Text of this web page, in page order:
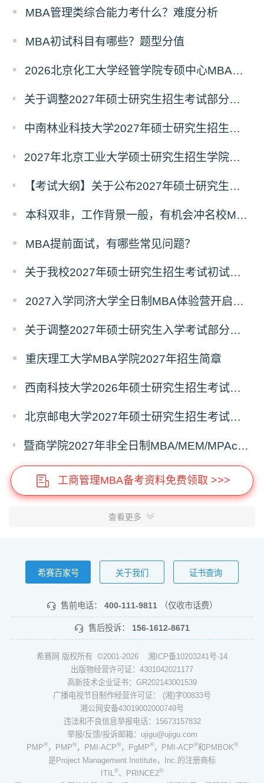
MBA管理类综合能力考什么？难度分析
MBA初试科目有哪些？题型分值
2026北京化工大学经管学院专硕中心MBA拟录取分析解读
关于调整2027年硕士研究生招生考试部分专业初试考试科目及参考书目的公告（二）
中南林业科技大学2027年硕士研究生招生考试初试科目调整情况公告
2027年北京工业大学硕士研究生招生学院、考试科目、考试大纲等调整情况
【考试大纲】关于公布2027年硕士研究生入学考试自命题考试科目考试大纲的通知
本科双非，工作背景一般，有机会冲名校MBA吗？
MBA提前面试，有哪些常见问题？
关于我校2027年硕士研究生招生考试初试科目调整的补充公告
2027入学同济大学全日制MBA体验营开启报名！
关于调整2027年硕士研究生入学考试部分专业考试科目的通知
重庆理工大学MBA学院2027年招生简章
西南科技大学2026年硕士研究生招生考试初试科目调整公告
北京邮电大学2027年硕士研究生招生考试初试科目调整公告
暨商学院2027年非全日制MBA/MEM/MPAcc研究生招生政策宣讲会报名通知（7月18日）
工商管理MBA备考资料免费领取 >>>
查看更多
希赛百家号 关于我们 证书查询
售前电话： 400-111-9811 （仅收市话费）
售后投诉： 156-1612-8671
希赛网 版权所有 ©2001-2026 湘ICP备10203241号-14
出版物经营许可证：4301042021177
高新技术企业证书：GR202143001539
广播电视节目制作经营许可证： (湘)字00833号
湘公网安备43019002000749号
违法和不良信息举报电话：15673157832
举报/反馈/投诉邮箱：ujigu@ujigu.com
PMP®，PMP®，PMI-ACP®，PgMP®，PMI-ACP®和PMBOK®
是Project Management Institute，Inc.的注册商标
ITIL®、PRINCE2®